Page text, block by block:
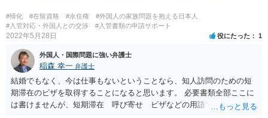
目に働いていたこと、今後の生活に十分困らないお金があることなど
を示していくことになると思います。 頑張ってください。
#帰化 #在留資格 #永住権
#外国人の家族問題を抱える日本人
#入管対応・外国人との交渉
#入管書類の申請サポート
2022年5月28日 役にたった 1
外国人・国際問題に強い弁護士
稲森 幸一 弁護士
結婚でもなく、今は仕事もないということなら、知人訪問のための短
期滞在のビザを取得することになると思います。 必要書類全部ここに
は書けませんが、短期滞在 呼び寄せ ビザなどの用語で検索すると